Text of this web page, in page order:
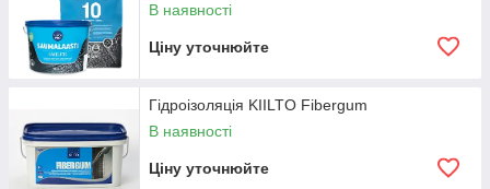
В наявності
Ціну уточнюйте
Гідроізоляція KIILTO Fibergum
В наявності
Ціну уточнюйте